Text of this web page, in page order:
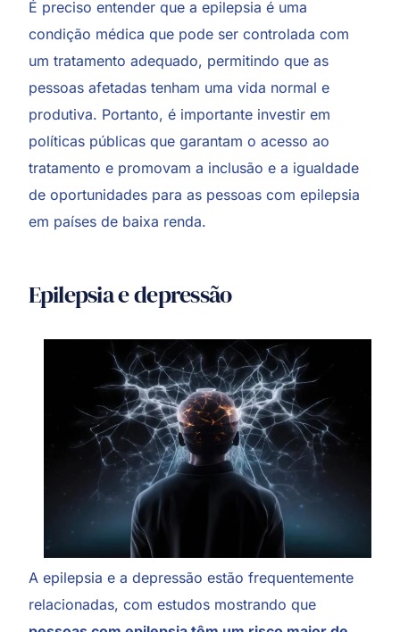
É preciso entender que a epilepsia é uma
condição médica que pode ser controlada com
um tratamento adequado, permitindo que as
pessoas afetadas tenham uma vida normal e
produtiva. Portanto, é importante investir em
políticas públicas que garantam o acesso ao
tratamento e promovam a inclusão e a igualdade
de oportunidades para as pessoas com epilepsia
em países de baixa renda.
Epilepsia e depressão
A epilepsia e a depressão estão frequentemente
relacionadas, com estudos mostrando que